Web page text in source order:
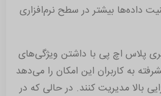
داده‌ها بیشتر در سطح نرم‌افزاری
پلاس اچ پی با داشتن ویژگی‌های
به کاربران این امکان را می‌دهد
بالا مدیریت کنند. در حالی که در